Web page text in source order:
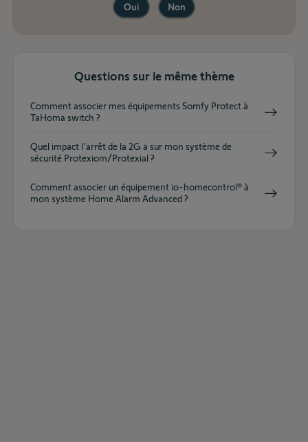
Oui Non
Questions sur le même thème
Comment associer mes équipements Somfy Protect à
TaHoma switch ?
Quel impact l'arrêt de la 2G a sur mon système de
sécurité Protexiom/Protexial ?
Comment associer un équipement io-homecontrol® à
mon système Home Alarm Advanced ?